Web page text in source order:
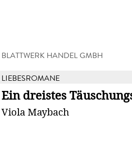
BLATTWERK HANDEL GMBH
LIEBESROMANE
Ein dreistes
Viola Maybach